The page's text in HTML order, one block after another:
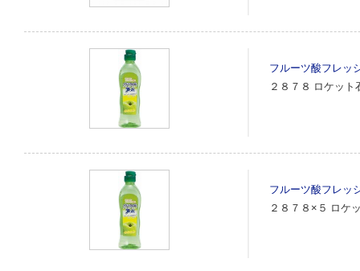
フルーツ酸フレ
２８７８ ロケット
フルーツ酸フレ
２８７８×５ ロケ